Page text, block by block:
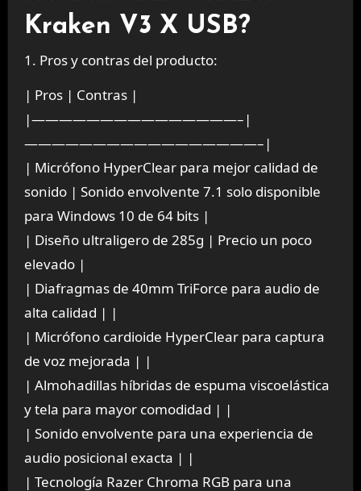
Kraken V3 X USB?
1. Pros y contras del producto:
| Pros | Contras |
|———————————————–|
—————————————————–|
| Micrófono HyperClear para mejor calidad de
sonido | Sonido envolvente 7.1 solo disponible
para Windows 10 de 64 bits |
| Diseño ultraligero de 285g | Precio un poco
elevado |
| Diafragmas de 40mm TriForce para audio de
alta calidad | |
| Micrófono cardioide HyperClear para captura
de voz mejorada | |
| Almohadillas híbridas de espuma viscoelástica
y tela para mayor comodidad | |
| Sonido envolvente para una experiencia de
audio posicional exacta | |
| Tecnología Razer Chroma RGB para una